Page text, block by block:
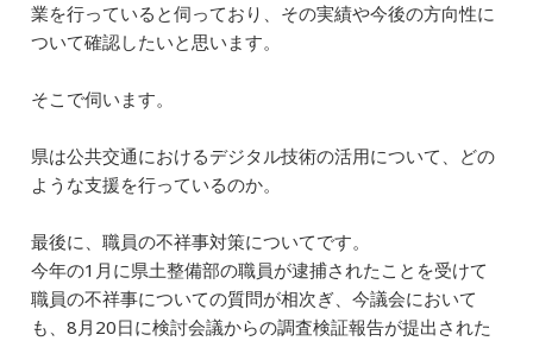
業を行っていると伺っており、その実績や今後の方向性に
ついて確認したいと思います。
そこで伺います。
県は公共交通におけるデジタル技術の活用について、どの
ような支援を行っているのか。
最後に、職員の不祥事対策についてです。
今年の1月に県土整備部の職員が逮捕されたことを受けて
職員の不祥事についての質問が相次ぎ、今議会において
も、8月20日に検討会議からの調査検証報告が提出された